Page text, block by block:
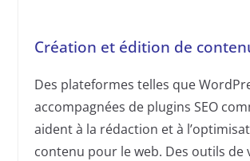
Création et édition de
Des plateformes telles que
accompagnées de plugins SEO
aident à la rédaction et à
contenu pour le web. Des outils de